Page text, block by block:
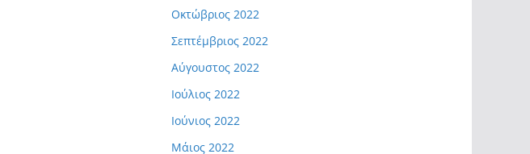
Οκτώβριος 2022
Σεπτέμβριος 2022
Αύγουστος 2022
Ιούλιος 2022
Ιούνιος 2022
Μάιος 2022